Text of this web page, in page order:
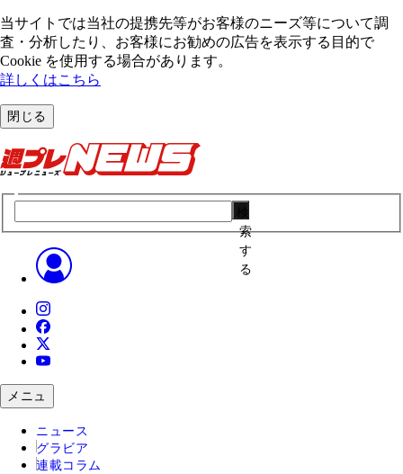
当サイトでは当社の提携先等がお客様のニーズ等について調
査・分析したり、お客様にお勧めの広告を表⽰する⽬的で
Cookie を使⽤する場合があります。
詳しくはこちら
閉じる
索
す
る
メニュ
ニュース
グラビア
連載コラム